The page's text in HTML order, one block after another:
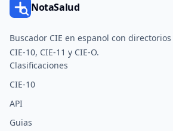
NotaSalud
Buscador CIE en espanol con
CIE-10, CIE-11 y CIE-O.
Clasificaciones
CIE-10
API
Guias